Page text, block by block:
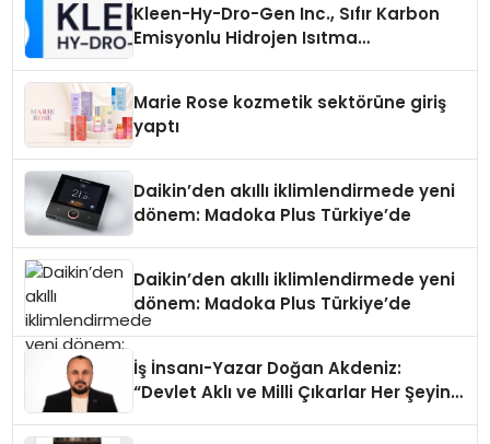
Kleen-Hy-Dro-Gen Inc., Sıfır Karbon
Emisyonlu Hidrojen Isıtma
Marie Rose kozmetik sektörüne giriş
yaptı
Daikin’den akıllı iklimlendirmede yeni
dönem: Madoka Plus Türkiye’de
Daikin’den akıllı iklimlendirmede yeni
dönem: Madoka Plus Türkiye’de
İş İnsanı-Yazar Doğan Akdeniz:
“Devlet Aklı ve Milli Çıkarlar Her Şeyin